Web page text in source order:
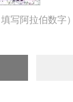
写阿拉伯数字